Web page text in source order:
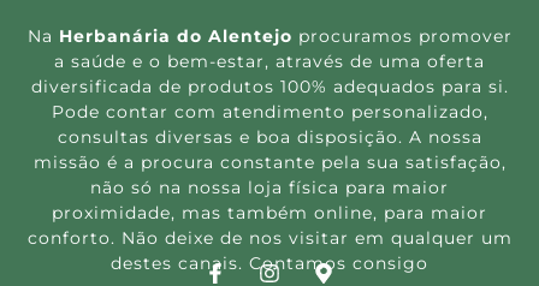
Na Herbanária do Alentejo procuramos promover
a saúde e o bem-estar, através de uma oferta
diversificada de produtos 100% adequados para si.
Pode contar com atendimento personalizado,
consultas diversas e boa disposição. A nossa
missão é a procura constante pela sua satisfação,
não só na nossa loja física para maior
proximidade, mas também online, para maior
conforto. Não deixe de nos visitar em qualquer um
destes canais. Contamos consigo